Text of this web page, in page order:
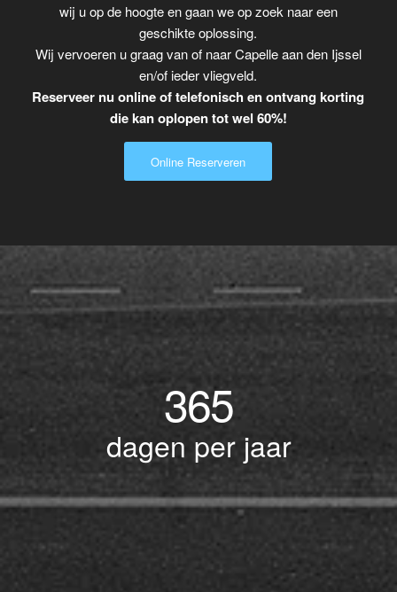
wij u op de hoogte en gaan we op zoek naar een
geschikte oplossing.
Wij vervoeren u graag van of naar Capelle aan den Ijssel
en/of ieder vliegveld.
Reserveer nu online of telefonisch en ontvang korting
die kan oplopen tot wel 60%!
Online Reserveren
365
dagen per jaar